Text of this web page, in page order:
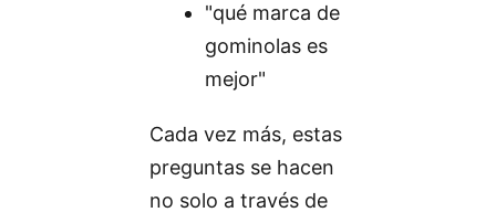
"qué marca de
gominolas es
mejor"
Cada vez más, estas
preguntas se hacen
no solo a través de